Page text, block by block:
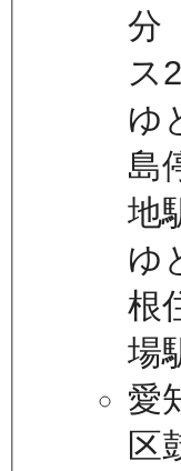
分
ス
ゆ
島
地
ゆ
根
場
愛
区